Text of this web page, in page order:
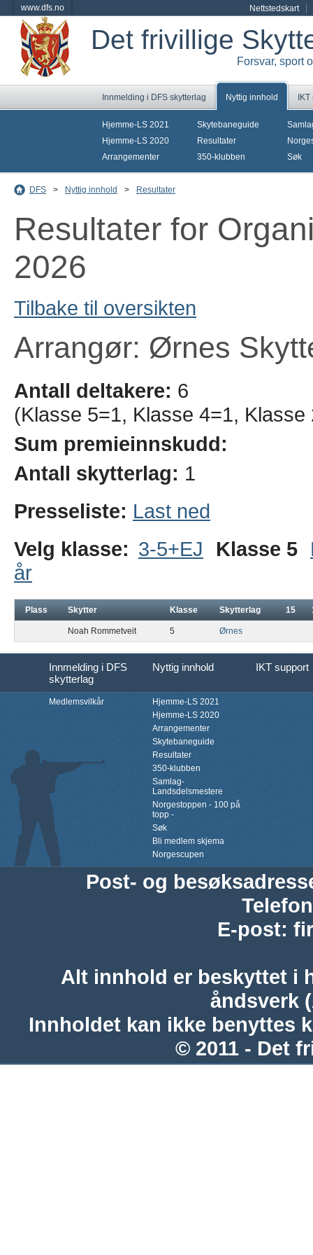
www.dfs.no Nettstedskart
Det frivillige
Forsvar, sport
Innmelding i DFS skytterlag Nyttig innhold
Hjemme-LS 2021
Hjemme-LS 2020
Arrangementer
Skytebaneguide
Resultater
350-klubben
Søk
DFS > Nyttig innhold > Resultater
Resultater for
2026
Tilbake til oversikten
Arrangør: Ørnes
Antall deltakere: 6
(Klasse 5=1, Klasse 4=1,
Sum premieinnskudd:
Antall skytterlag: 1
Presseliste: Last ned
Velg klasse: 3-5+EJ Klasse 5
år
Plass Skytter Klasse Skytterlag 15
Noah Rommetveit 5 Ørnes
Innmelding i DFS
skytterlag
Nyttig innhold IKT support
Medlemsvilkår
Hjemme-LS 2021
Hjemme-LS 2020
Arrangementer
Skytebaneguide
Resultater
350-klubben
Samlag-
Landsdelsmestere
Norgestoppen - 100 på
topp -
Søk
Bli medlem skjema
Norgescupen
Post- og
Telefon
E-post:
Alt innhold er beskyttet i
åndsverk
Innholdet kan ikke benyttes
© 2011 - Det